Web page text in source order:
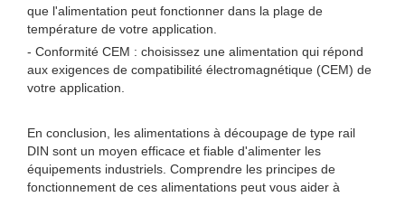
que l'alimentation peut fonctionner dans la plage de
température de votre application.
- Conformité CEM : choisissez une alimentation qui répond
aux exigences de compatibilité électromagnétique (CEM) de
votre application.
En conclusion, les alimentations à découpage de type rail
DIN sont un moyen efficace et fiable d'alimenter les
équipements industriels. Comprendre les principes de
fonctionnement de ces alimentations peut vous aider à